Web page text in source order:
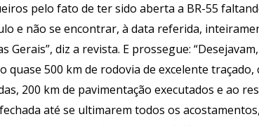
pelo fato de ter sido aberta a BR-55
e não se encontrar, à data referida,
Gerais”, diz a revista. E prossegue:
quase 500 km de rodovia de excelente
200 km de pavimentação executados e ao
até se ultimarem todos os